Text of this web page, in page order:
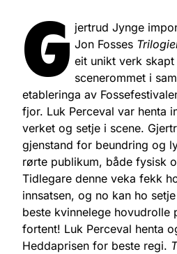
G jertrud Jynge
Jon Fosses
eit unikt verk
scenerommet i
etableringa av
fjor. Luk Perceval var henta
verket og setje i scene.
gjenstand for beundring og
rørte publikum, både fysisk
Tidlegare denne veka fekk
innsatsen, og no kan ho
beste kvinnelege hovudrolle
fortent! Luk Perceval henta
Heddaprisen for beste regi.